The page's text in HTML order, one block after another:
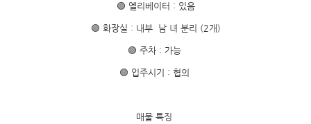
🟢 엘리베이터 : 있음
🟢 화장실 : 내부 남 녀 분리 (2개)
🟢 주차 : 가능
🟢 입주시기 : 협의
매물 특징